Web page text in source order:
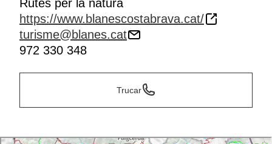
Rutes per la natura
https://www.blanescostabrava.cat/
turisme@blanes.cat
972 330 348
Trucar